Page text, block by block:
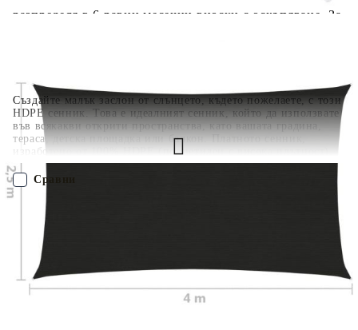
Създайте малък заслон от слънцето, където пожелаете, с този
HDPE сенник. Това е идеалният сенник, който да използвате
във всякакви открити пространства, като вашата градина,
тераса, детска площадка или балкон. Платното сенник,
изработено от 100% HDPE (полиетилен с висока плътност),
ви предпазва от пряка слънчева светлина, допуска достатъчно
въздух и е водопропускливо. HDPE материалът е специално
обработен, за да е устойчив на мухъл и UV лъчи. Сенникът се
сглобява лесно, благодарение на крепежните елементи от
неръждаема стомана на всеки ъгъл и включените въжета.
разпределя в 6 равни месечни вноски с оскъпяване. За
Наш представител ще се свърже с Вас в рамките на работния ден!
311729 1.700 кг
Сравни